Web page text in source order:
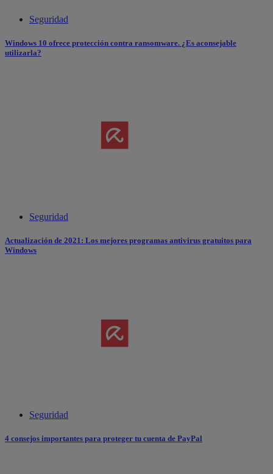
Seguridad
Windows 10 ofrece protección contra ransomware. ¿Es aconsejable
utilizarla?
Seguridad
Actualización de 2021: Los mejores programas antivirus gratuitos para
Windows
Seguridad
4 consejos importantes para proteger tu cuenta de PayPal